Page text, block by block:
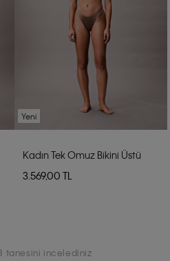
Yeni
Kadın Tek Omuz Bikini Üstü
3.569,00 TL
tanesini incelediniz